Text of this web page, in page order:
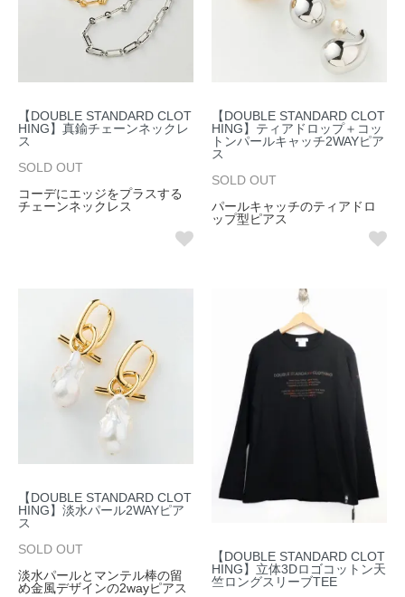
【DOUBLE STANDARD CLOT
HING】真鍮チェーンネックレ
ス
SOLD OUT
コーデにエッジをプラスする
チェーンネックレス
【DOUBLE STANDARD CLOT
HING】ティアドロップ＋コッ
トンパールキャッチ2WAYピア
ス
SOLD OUT
パールキャッチのティアドロ
ップ型ピアス
【DOUBLE STANDARD CLOT
HING】淡水パール2WAYピア
ス
SOLD OUT
淡水パールとマンテル棒の留
め金風デザインの2wayピアス
【DOUBLE STANDARD CLOT
HING】立体3Dロゴコットン天
竺ロングスリーブTEE